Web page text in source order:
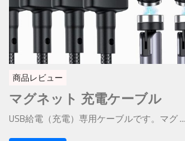
商品レビュー
マグネット 充電ケーブル
USB給電（充電）専用ケーブルです。マグ ...